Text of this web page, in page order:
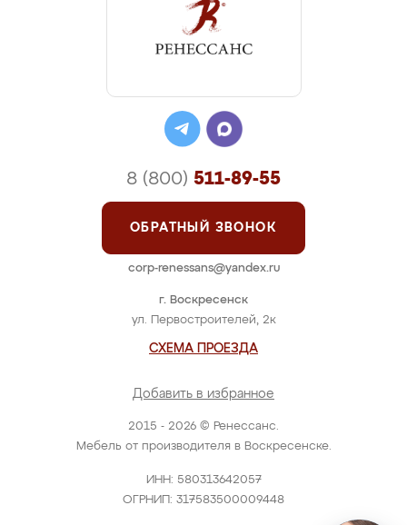
2015 - 2026 © Ренессанс.
Мебель от производителя в Воскресенске.
ИНН: 580313642057
ОГРНИП: 317583500009448
г. Воскресенск
ул. Первостроителей, 2к
СХЕМА ПРОЕЗДА
Добавить в избранное
8 (800) 511-89-55
ОБРАТНЫЙ ЗВОНОК
corp-renessans@yandex.ru